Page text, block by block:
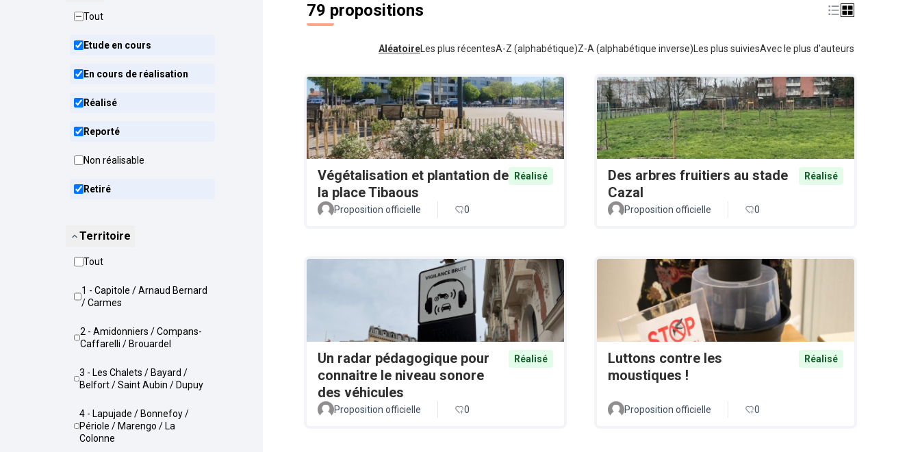
Tout
Etude en cours
En cours de réalisation
Réalisé
Reporté
Non réalisable
Retiré
Territoire
Tout
1 - Capitole / Arnaud Bernard
/ Carmes
2 - Amidonniers / Compans-
Caffarelli / Brouardel
3 - Les Chalets / Bayard /
Belfort / Saint Aubin / Dupuy
4 - Lapujade / Bonnefoy /
Périole / Marengo / La
Colonne
79 propositions
Aléatoire Les plus récentesA-Z (alphabétique)Z-A (alphabétique inverse) Les plus suiviesAvec le plus d'auteurs
Végétalisation et plantation de
la place Tibaous
Réalisé
Proposition officielle 0
Des arbres fruitiers au stade
Cazal
Réalisé
Proposition officielle 0
Un radar pédagogique pour
connaitre le niveau sonore
des véhicules
Réalisé
Proposition officielle 0
Luttons contre les
moustiques !
Réalisé
Proposition officielle 0